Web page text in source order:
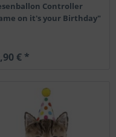
Controller
on it's your Birthday"
€ *